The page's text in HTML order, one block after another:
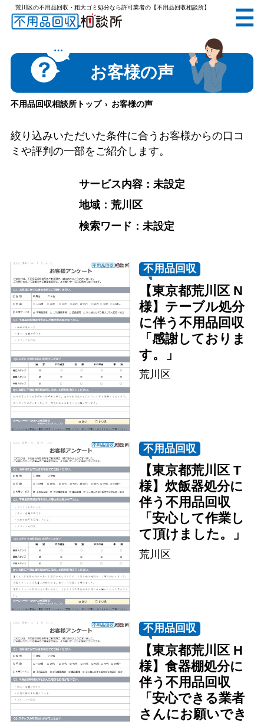
荒川区の不用品回収・粗大ゴミ処分なら許可業者の【不用品回収相談所】
（受付 8:30-17:30）
当社について
サービス
料金
対応エリア
お客様の声
よくある質問
お客様の声
不用品回収相談所トップ お客様の声
絞り込みいただいた条件に合うお客様からの口コ
ミや評判の一部をご紹介します。
サービス内容：未設定
地域：荒川区
検索ワード：未設定
不用品回収
【東京都荒川区 N
様】テーブル処分
に伴う不用品回収
「感謝しておりま
す。」
荒川区
不用品回収
【東京都荒川区 T
様】炊飯器処分に
伴う不用品回収
「安心して作業し
て頂けました。」
荒川区
不用品回収
【東京都荒川区 H
様】食器棚処分に
伴う不用品回収
「安心できる業者
さんにお願いでき